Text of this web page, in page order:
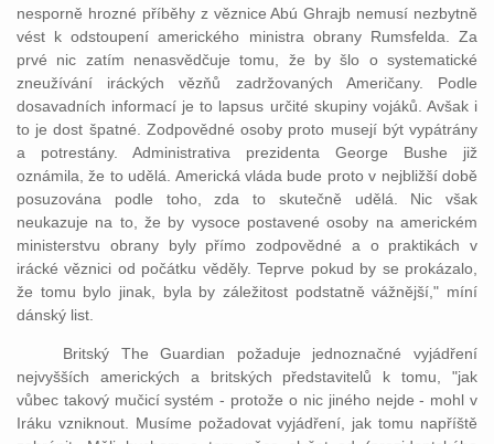
nesporně hrozné příběhy z věznice Abú Ghrajb nemusí nezbytně
vést k odstoupení amerického ministra obrany Rumsfelda. Za
prvé nic zatím nenasvědčuje tomu, že by šlo o systematické
zneužívání iráckých vězňů zadržovaných Američany. Podle
dosavadních informací je to lapsus určité skupiny vojáků. Avšak i
to je dost špatné. Zodpovědné osoby proto musejí být vypátrány
a potrestány. Administrativa prezidenta George Bushe již
oznámila, že to udělá. Americká vláda bude proto v nejbližší době
posuzována podle toho, zda to skutečně udělá. Nic však
neukazuje na to, že by vysoce postavené osoby na americkém
ministerstvu obrany byly přímo zodpovědné a o praktikách v
irácké věznici od počátku věděly. Teprve pokud by se prokázalo,
že tomu bylo jinak, byla by záležitost podstatně vážnější," míní
dánský list.
Britský The Guardian požaduje jednoznačné vyjádření
nejvyšších amerických a britských představitelů k tomu, "jak
vůbec takový mučicí systém - protože o nic jiného nejde - mohl v
Iráku vzniknout. Musíme požadovat vyjádření, jak tomu napříště